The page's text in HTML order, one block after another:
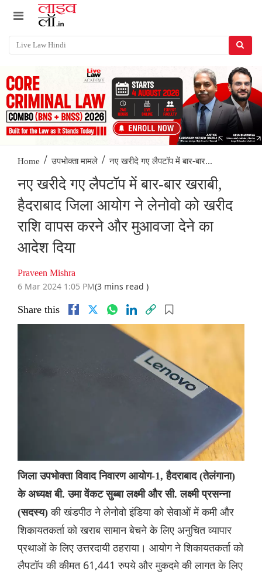
Home / उपभोक्ता मामले / नए खरीदे गए लैपटॉप में बार-बार...
नए खरीदे गए लैपटॉप में बार-बार खराबी,
हैदराबाद जिला आयोग ने लेनोवो को खरीद
राशि वापस करने और मुआवजा देने का
आदेश दिया
Praveen Mishra
6 Mar 2024 1:05 PM(3 mins read )
Share this
जिला उपभोक्ता विवाद निवारण आयोग-1, हैदराबाद (तेलंगाना)
के अध्यक्ष बी. उमा वेंकट सुब्बा लक्ष्मी और सी. लक्ष्मी प्रसन्ना
(सदस्य) की खंडपीठ ने लेनोवो इंडिया को सेवाओं में कमी और
शिकायतकर्ता को खराब सामान बेचने के लिए अनुचित व्यापार
प्रथाओं के लिए उत्तरदायी ठहराया। आयोग ने शिकायतकर्ता को
लैपटॉप की कीमत 61,441 रुपये और मुकदमे की लागत के लिए